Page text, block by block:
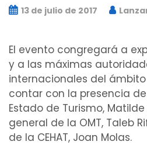
13 de julio de 2017
El evento congregará a
y a las máximas
internacionales del
contar con la presencia
Estado de Turismo,
general de la OMT, Taleb
de la CEHAT, Joan Molas.